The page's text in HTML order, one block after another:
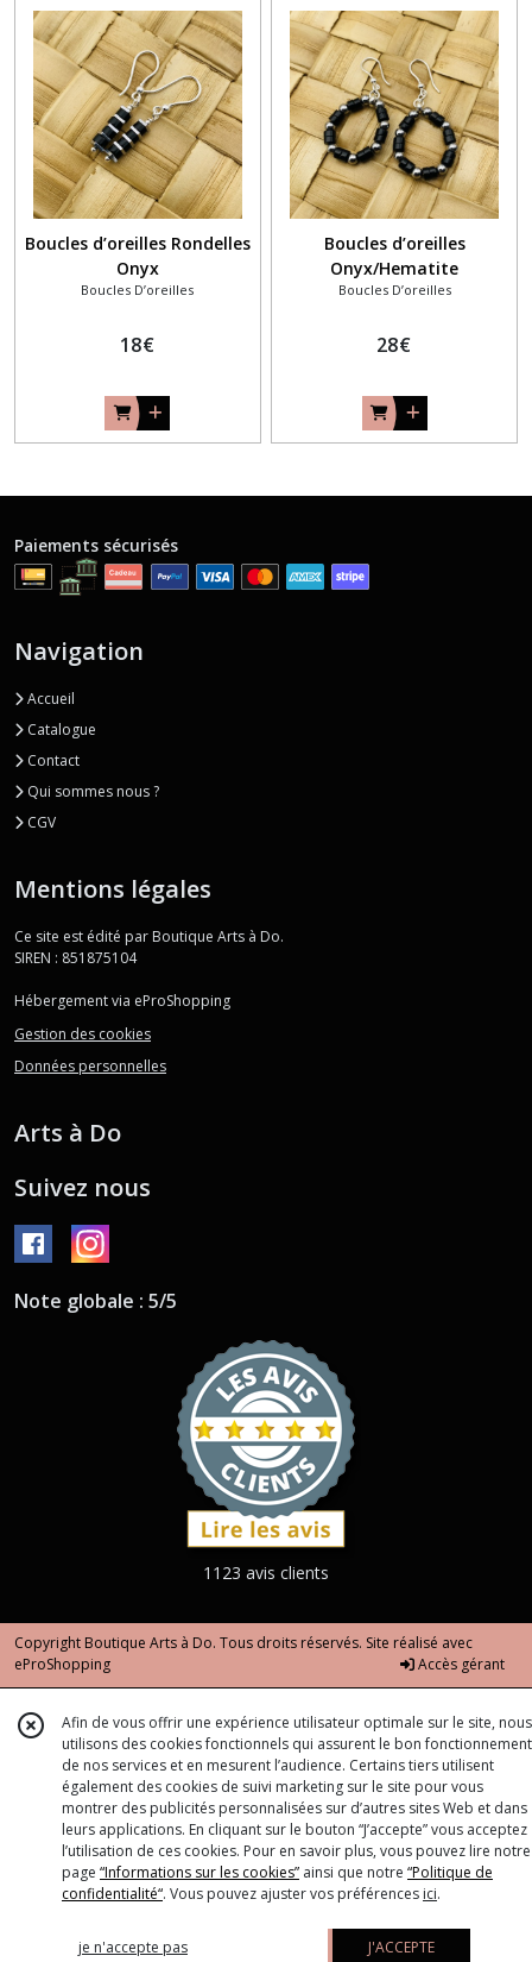
Boucles d’oreilles Rondelles
Onyx
Boucles D’oreilles
18€
Boucles d’oreilles
Onyx/Hematite
Boucles D’oreilles
28€
Paiements sécurisés
Navigation
Accueil
Catalogue
Contact
Qui sommes nous ?
CGV
Mentions légales
Ce site est édité par Boutique Arts à Do.
SIREN : 851875104
Hébergement via eProShopping
Gestion des cookies
Données personnelles
Arts à Do
Suivez nous
Note globale : 5/5
1123 avis clients
Copyright Boutique Arts à Do. Tous droits réservés. Site réalisé avec
eProShopping
Accès gérant
Afin de vous offrir une expérience utilisateur optimale sur le site, nous
utilisons des cookies fonctionnels qui assurent le bon fonctionnement
de nos services et en mesurent l’audience. Certains tiers utilisent
également des cookies de suivi marketing sur le site pour vous
montrer des publicités personnalisées sur d’autres sites Web et dans
leurs applications. En cliquant sur le bouton “J’accepte” vous acceptez
l’utilisation de ces cookies. Pour en savoir plus, vous pouvez lire notre
page “Informations sur les cookies” ainsi que notre “Politique de
confidentialité“. Vous pouvez ajuster vos préférences ici.
je n'accepte pas J'ACCEPTE